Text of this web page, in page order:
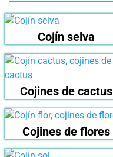
Cojín selva
Cojines de cactus
Cojines de flores